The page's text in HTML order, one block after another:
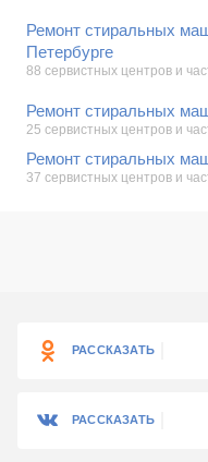
Ремонт стиральных
Петербурге
88 сервистных центров и
Ремонт стиральных
25 сервистных центров и
Ремонт стиральных
37 сервистных центров и
РАССКАЗАТЬ
РАССКАЗАТЬ